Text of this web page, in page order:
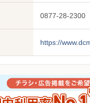
0877-28-2300
https://